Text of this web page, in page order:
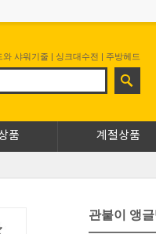
와 샤워기줄 | 싱크대수전 | 주방헤드
품 계절상품
관붙이 앵